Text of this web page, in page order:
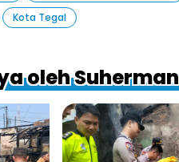
Kota Tegal
oleh Suherman